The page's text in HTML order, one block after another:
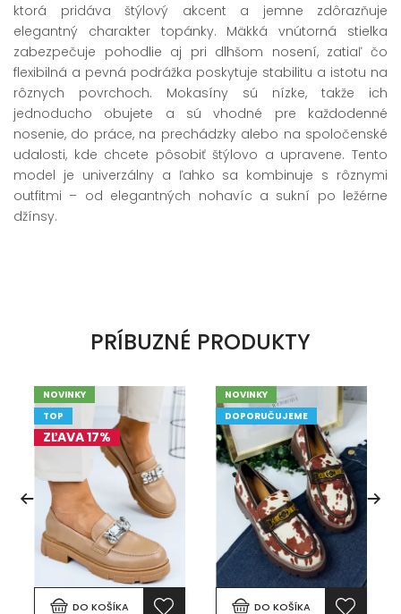
ktorá pridáva štýlový akcent a jemne zdôrazňuje
elegantný charakter topánky. Mäkká vnútorná stielka
zabezpečuje pohodlie aj pri dlhšom nosení, zatiaľ čo
flexibilná a pevná podrážka poskytuje stabilitu a istotu na
rôznych povrchoch. Mokasíny sú nízke, takže ich
jednoducho obujete a sú vhodné pre každodenné
nosenie, do práce, na prechádzky alebo na spoločenské
udalosti, kde chcete pôsobiť štýlovo a upravene. Tento
model je univerzálny a ľahko sa kombinuje s rôznymi
outfitmi – od elegantných nohavíc a sukní po ležérne
džínsy.
PRÍBUZNÉ PRODUKTY
NOVINKY
TOP
ZĽAVA 17%
DO KOŠÍKA
NOVINKY
DOPORUČUJEME
DO KOŠÍKA